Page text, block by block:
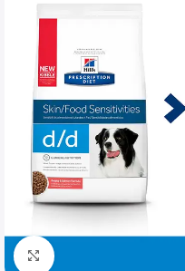
Haga clic para ampliar